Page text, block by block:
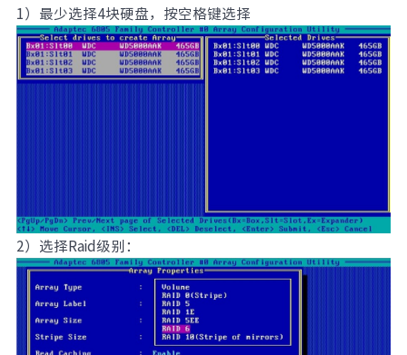
1）最少选择4块硬盘，按空格键选择
2）选择Raid级别：